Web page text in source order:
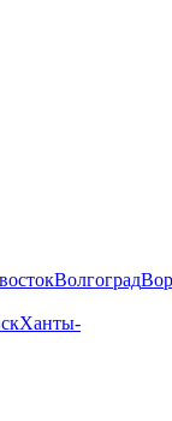
Волгоград
Ханты-